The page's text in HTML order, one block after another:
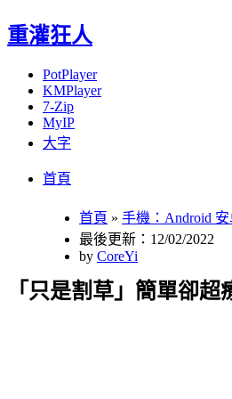
重灌狂人
PotPlayer
KMPlayer
7-Zip
MyIP
大字
首頁
首頁 » 手機：Android
最後更新：12/02/2022
by CoreYi
「只是割草」簡單卻